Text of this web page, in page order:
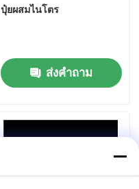
ปุ๋ยผสมไนโตร
ส่งคำถาม